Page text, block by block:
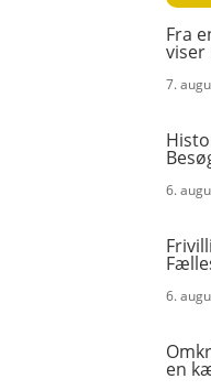
Fra
viser
7.
6.
6.
en